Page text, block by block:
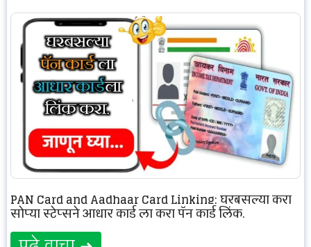
PAN Card and Aadhaar Card Linking: घरबसल्या करा
सोप्या स्टेप्सने आधार कार्ड ला करा पॅन कार्ड लिंक.